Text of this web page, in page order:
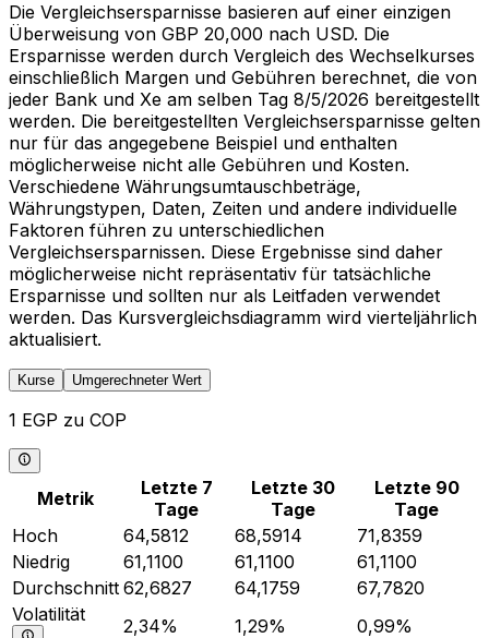
Die Vergleichsersparnisse basieren auf einer einzigen
Überweisung von GBP 20,000 nach USD. Die
Ersparnisse werden durch Vergleich des Wechselkurses
einschließlich Margen und Gebühren berechnet, die von
jeder Bank und Xe am selben Tag 8/5/2026 bereitgestellt
werden. Die bereitgestellten Vergleichsersparnisse gelten
nur für das angegebene Beispiel und enthalten
möglicherweise nicht alle Gebühren und Kosten.
Verschiedene Währungsumtauschbeträge,
Währungstypen, Daten, Zeiten und andere individuelle
Faktoren führen zu unterschiedlichen
Vergleichsersparnissen. Diese Ergebnisse sind daher
möglicherweise nicht repräsentativ für tatsächliche
Ersparnisse und sollten nur als Leitfaden verwendet
werden. Das Kursvergleichsdiagramm wird vierteljährlich
aktualisiert.
Kurse Umgerechneter Wert
1 EGP zu COP
Metrik
Letzte 7
Tage
Letzte 30
Tage
Letzte 90
Tage
Hoch
64,5812 68,5914
71,8359
Niedrig
61,1100 61,1100
61,1100
Durchschnitt 62,6827 64,1759
67,7820
Volatilität
2,34% 1,29% 0,99%